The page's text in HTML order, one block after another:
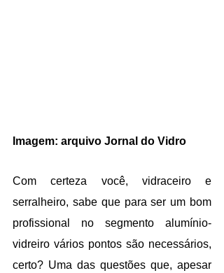
Imagem: arquivo Jornal do Vidro
Com certeza você, vidraceiro e
serralheiro, sabe que para ser um bom
profissional no segmento alumínio-
vidreiro vários pontos são necessários,
certo? Uma das questões que, apesar